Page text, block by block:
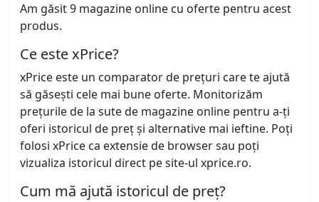
Am găsit 9 magazine online cu oferte pentru acest
produs.
Ce este xPrice?
xPrice este un comparator de prețuri care te ajută
să găsești cele mai bune oferte. Monitorizăm
prețurile de la sute de magazine online pentru a-ți
oferi istoricul de preț și alternative mai ieftine. Poți
folosi xPrice ca extensie de browser sau poți
vizualiza istoricul direct pe site-ul xprice.ro.
Cum mă ajută istoricul de preț?